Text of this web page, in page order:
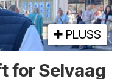
PLUSS
for Selvaag